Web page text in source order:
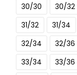
30/30
30/32
31/32
31/34
32/34
32/36
33/34
33/36